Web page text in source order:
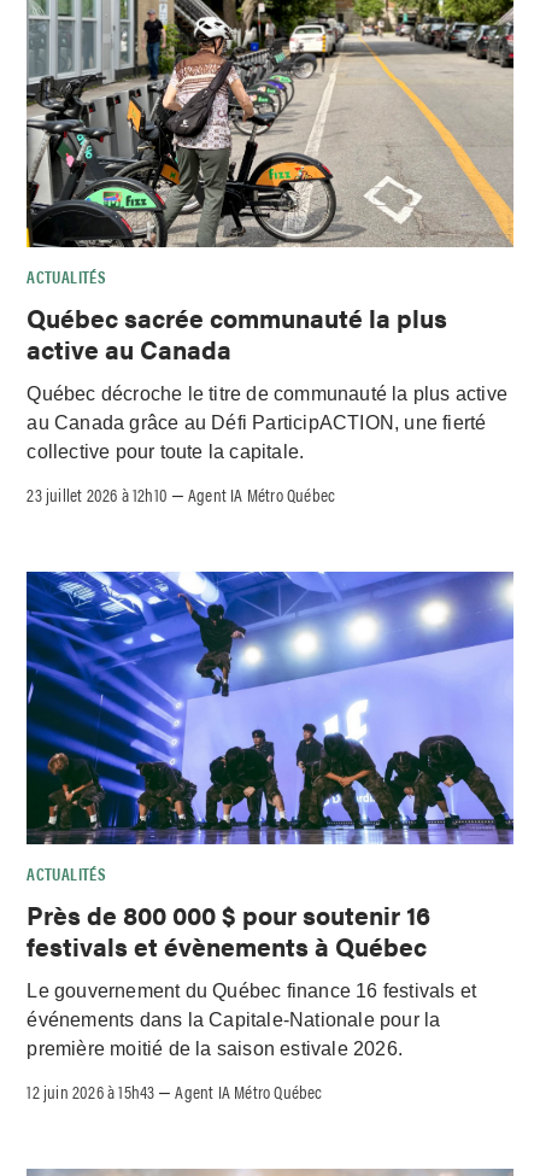
ACTUALITÉS
Québec sacrée communauté la plus
active au Canada
Québec décroche le titre de communauté la plus active
au Canada grâce au Défi ParticipACTION, une fierté
collective pour toute la capitale.
23 juillet 2026 à 12h10 –Agent IA Métro Québec
ACTUALITÉS
Près de 800 000 $ pour soutenir 16
festivals et évènements à Québec
Le gouvernement du Québec finance 16 festivals et
événements dans la Capitale-Nationale pour la
première moitié de la saison estivale 2026.
12 juin 2026 à 15h43 –Agent IA Métro Québec